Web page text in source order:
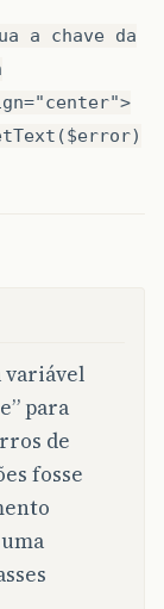
a chave da
variável
para
de
fosse